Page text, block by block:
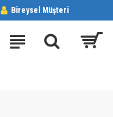
Bireysel Müşteri